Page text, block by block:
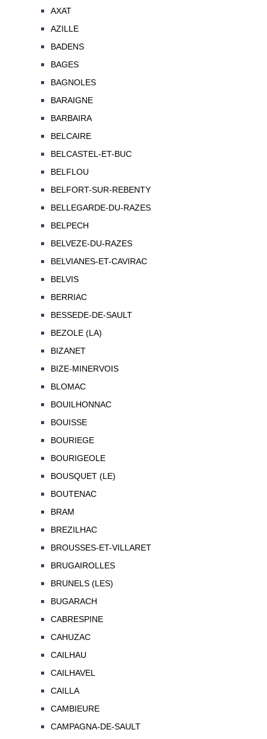
AXAT
AZILLE
BADENS
BAGES
BAGNOLES
BARAIGNE
BARBAIRA
BELCAIRE
BELCASTEL-ET-BUC
BELFLOU
BELFORT-SUR-REBENTY
BELLEGARDE-DU-RAZES
BELPECH
BELVEZE-DU-RAZES
BELVIANES-ET-CAVIRAC
BELVIS
BERRIAC
BESSEDE-DE-SAULT
BEZOLE (LA)
BIZANET
BIZE-MINERVOIS
BLOMAC
BOUILHONNAC
BOUISSE
BOURIEGE
BOURIGEOLE
BOUSQUET (LE)
BOUTENAC
BRAM
BREZILHAC
BROUSSES-ET-VILLARET
BRUGAIROLLES
BRUNELS (LES)
BUGARACH
CABRESPINE
CAHUZAC
CAILHAU
CAILHAVEL
CAILLA
CAMBIEURE
CAMPAGNA-DE-SAULT